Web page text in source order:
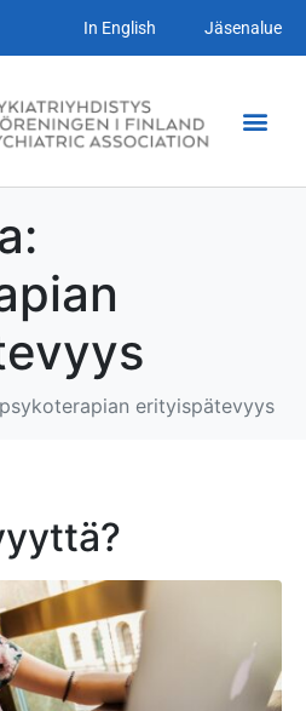
In English Jäsenalue
erityispätevyys